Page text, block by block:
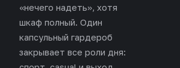
«нечего надеть», хотя
шкаф полный. Один
капсульный гардероб
закрывает все роли дня: